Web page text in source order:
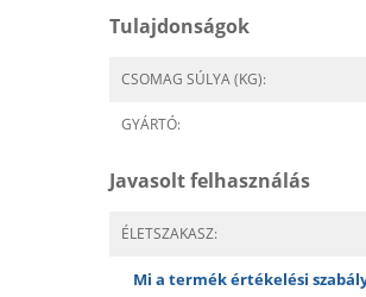
Tulajdonságok
CSOMAG SÚLYA (KG):
GYÁRTÓ:
Javasolt felhasználás
ÉLETSZAKASZ:
Mi a termék értékelési